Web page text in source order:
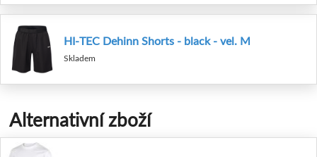
HI-TEC Dehinn Shorts - black - vel. M
Skladem
Alternativní zboží